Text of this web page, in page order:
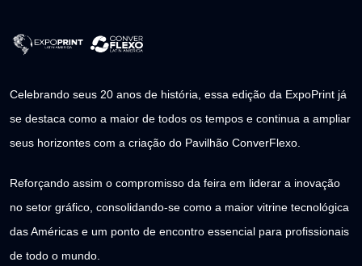
Celebrando seus 20 anos de história, essa edição da ExpoPrint já
se destaca como a maior de todos os tempos e continua a ampliar
seus horizontes com a criação do Pavilhão ConverFlexo.
Reforçando assim o compromisso da feira em liderar a inovação
no setor gráfico, consolidando-se como a maior vitrine tecnológica
das Américas e um ponto de encontro essencial para profissionais
de todo o mundo.